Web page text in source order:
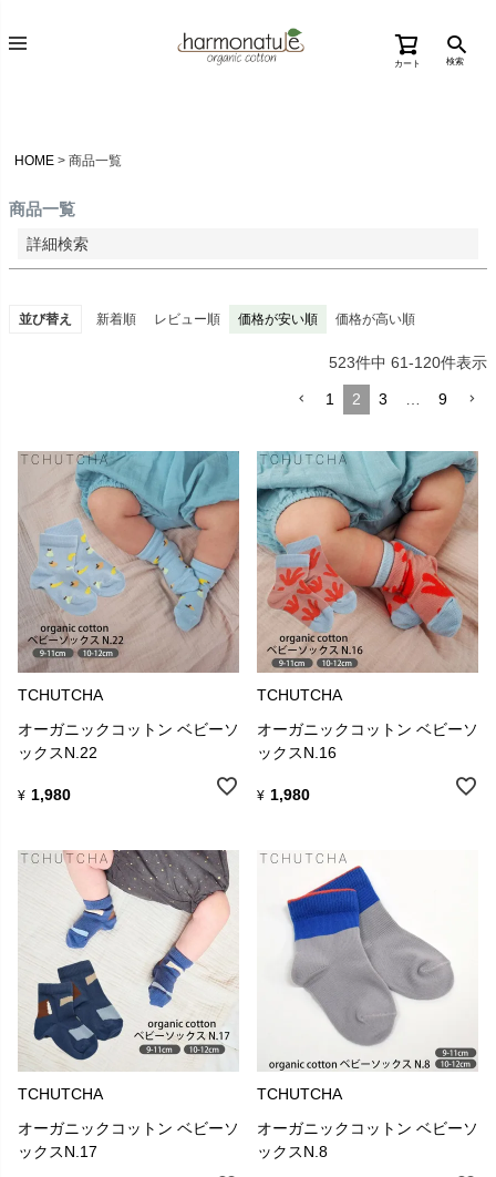
カート 検索
HOME 商品一覧
商品一覧
詳細検索
並び替え 新着順 レビュー順 価格が安い順 価格が高い順
523件中 61-120件表示
1 2 3 9
TCHUTCHA
オーガニックコットン ベビーソ
ックスN.22
¥ 1,980
TCHUTCHA
オーガニックコットン ベビーソ
ックスN.16
¥ 1,980
TCHUTCHA
オーガニックコットン ベビーソ
ックスN.17
TCHUTCHA
オーガニックコットン ベビーソ
ックスN.8